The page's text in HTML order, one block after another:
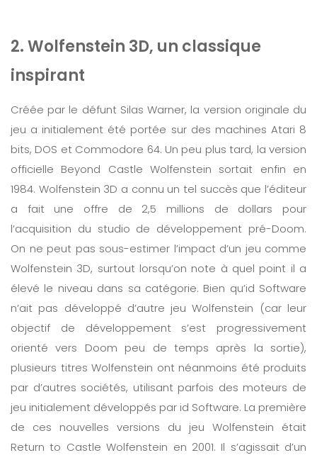
2. Wolfenstein 3D, un classique
inspirant
Créée par le défunt Silas Warner, la version originale du
jeu a initialement été portée sur des machines Atari 8
bits, DOS et Commodore 64. Un peu plus tard, la version
officielle Beyond Castle Wolfenstein sortait enfin en
1984. Wolfenstein 3D a connu un tel succès que l’éditeur
a fait une offre de 2,5 millions de dollars pour
l’acquisition du studio de développement pré-Doom.
On ne peut pas sous-estimer l’impact d’un jeu comme
Wolfenstein 3D, surtout lorsqu’on note à quel point il a
élevé le niveau dans sa catégorie. Bien qu’id Software
n’ait pas développé d’autre jeu Wolfenstein (car leur
objectif de développement s’est progressivement
orienté vers Doom peu de temps après la sortie),
plusieurs titres Wolfenstein ont néanmoins été produits
par d’autres sociétés, utilisant parfois des moteurs de
jeu initialement développés par id Software. La première
de ces nouvelles versions du jeu Wolfenstein était
Return to Castle Wolfenstein en 2001. Il s’agissait d’un